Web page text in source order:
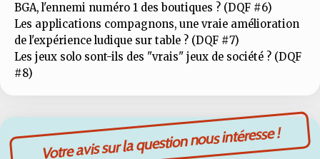
BGA, l'ennemi numéro 1 des boutiques ? (DQF #6)
Les applications compagnons, une vraie amélioration
de l'expérience ludique sur table ? (DQF #7)
Les jeux solo sont-ils des "vrais" jeux de société ? (DQF
#8)
Votre avis sur la question nous intéresse !